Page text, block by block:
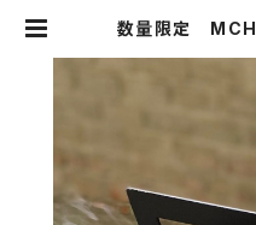
数量限定
ウトド